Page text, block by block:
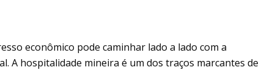
econômico pode caminhar lado a lado com a
A hospitalidade mineira é um dos traços marcantes de